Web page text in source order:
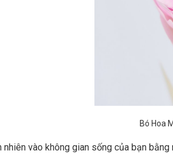
Bó Hoa
nhiên vào không gian sống của bạn